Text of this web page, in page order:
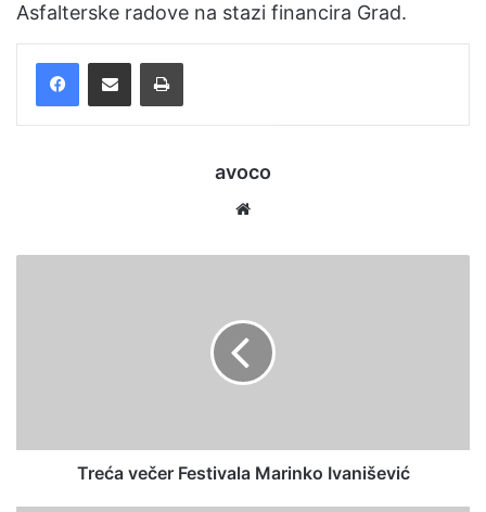
Asfalterske radove na stazi financira Grad.
avoco
te
Treća večer Festivala Marinko Ivanišević